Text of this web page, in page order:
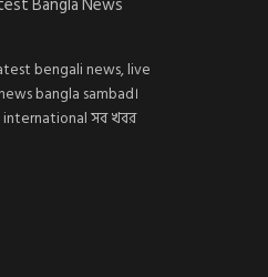
bengali news, live
bangla sambad।
সব খবর